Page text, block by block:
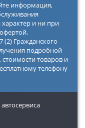
информация,
и ни при
Гражданского
подробной
товаров и
телефону